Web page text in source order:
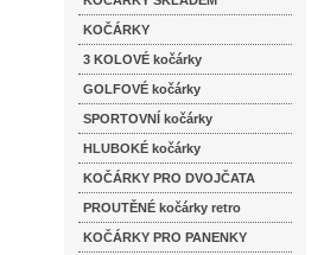
KOČÁRKY
3 KOLOVÉ kočárky
GOLFOVÉ kočárky
SPORTOVNÍ kočárky
HLUBOKÉ kočárky
KOČÁRKY PRO DVOJČATA
PROUTĚNÉ kočárky retro
KOČÁRKY PRO PANENKY